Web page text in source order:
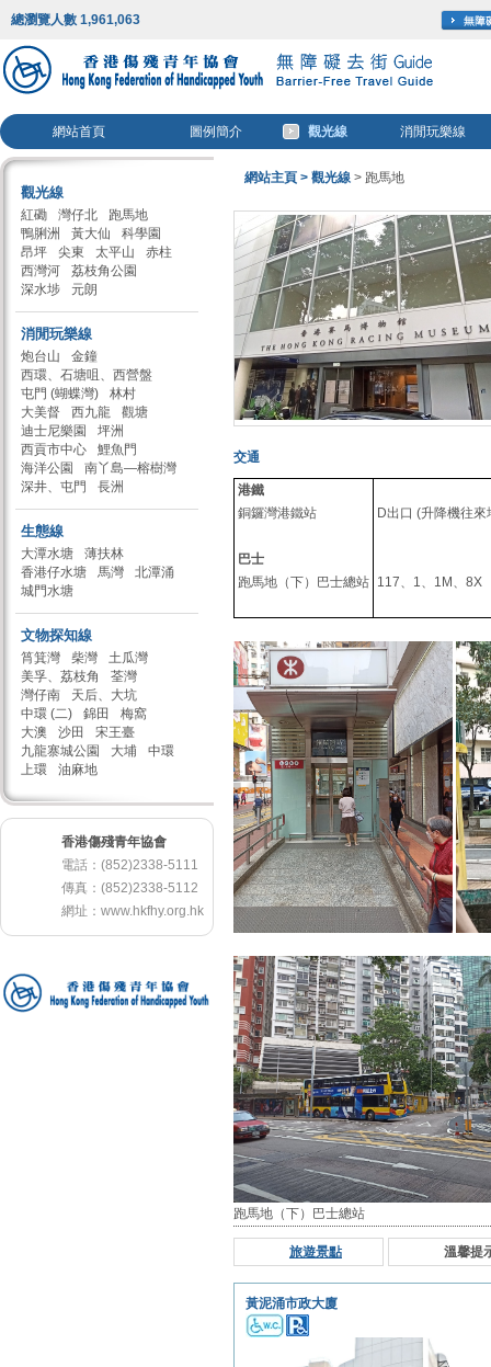
總瀏覽人數 1,961,063
網站首頁 圖例簡介 觀光線 消閒玩樂線
觀光線
紅磡 灣仔北
跑馬地
鴨脷洲
黃大仙
科學園
昂坪
尖東 太平山
赤柱
西灣河
荔枝角公園
深水埗
元朗
消閒玩樂線
炮台山
金鐘
西環、石塘咀、西營盤
屯門 (蝴蝶灣)
林村
大美督
西九龍
觀塘
迪士尼樂園
坪洲
西貢市中心
鯉魚門
海洋公園
南丫島—榕樹灣
深井、屯門
長洲
生態線
大潭水塘
薄扶林
香港仔水塘
馬灣
北潭涌
城門水塘
文物探知線
筲箕灣 柴灣
土瓜灣
美孚、荔枝角
荃灣
灣仔南
天后、大坑
中環 (二)
錦田
梅窩
大澳
沙田
宋王臺
九龍寨城公園
大埔
中環
上環
油麻地
香港傷殘青年協會
電話：(852)2338-5111
傳真：(852)2338-5112
網址： www.hkfhy.org.hk
網站主頁 > 觀光線 > 跑馬地
交通
港鐵
銅鑼灣港鐵站
巴士
跑馬地（下）巴士總站
D出口 (升降機往來
117、1、1M、8X
跑馬地（下）巴士總站
旅遊景點 溫馨提
黃泥涌市政大廈